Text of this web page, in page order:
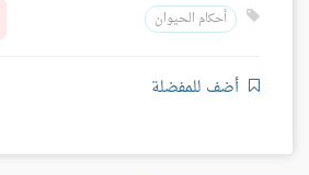
أحكام الحيوان
أضف للمفضلة